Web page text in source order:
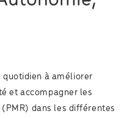
quotidien à améliorer
et accompagner les
dans les différentes